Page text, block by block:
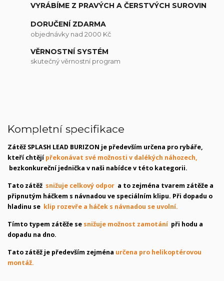
VYRÁBÍME Z PRAVÝCH A ČERSTVÝCH SUROVIN
DORUČENÍ ZDARMA
objednávky nad 2000 Kč
VĚRNOSTNÍ SYSTÉM
skutečný věrnostní program
Kompletní specifikace
Zátěž SPLASH LEAD BURIZON je především určena pro rybáře,
kteří chtějípřekonávat své možnosti v dalékých náhozech,
bezkonkureční jednička v naši nabídce v této kategorii.
Tato zátěž snižuje celkový odpor a to zejména tvarem zátěže a
připnutým háčkem s návnadou ve speciálním klipu. Při dopadu o
hladinu se klip rozevře a háček s návnadou se uvolní.
Tímto typem zátěže se snižuje možnost zamotání při hodu a
dopadu na dno.
Tato zátěž je především zejména určena pro helikoptérovou
montáž.